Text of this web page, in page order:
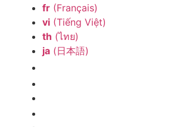
fr (Français)
vi (Tiếng Việt)
th (ไทย)
ja (日本語)